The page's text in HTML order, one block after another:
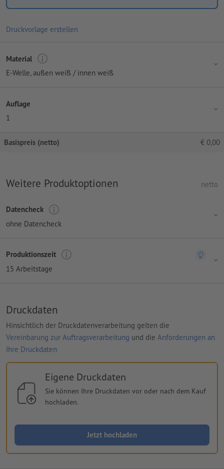
Druckvorlage erstellen
Material
E-Welle, außen weiß / innen weiß
Auflage
1
Basispreis (netto) € 0,00
Weitere Produktoptionen netto
Datencheck
ohne Datencheck
Produktionszeit
15 Arbeitstage
Druckdaten
Hinsichtlich der Druckdatenverarbeitung gelten die
Vereinbarung zur Auftragsverarbeitung und die Anforderungen an
Ihre Druckdaten
Eigene Druckdaten
Sie können Ihre Druckdaten vor oder nach dem Kauf
hochladen.
Jetzt hochladen